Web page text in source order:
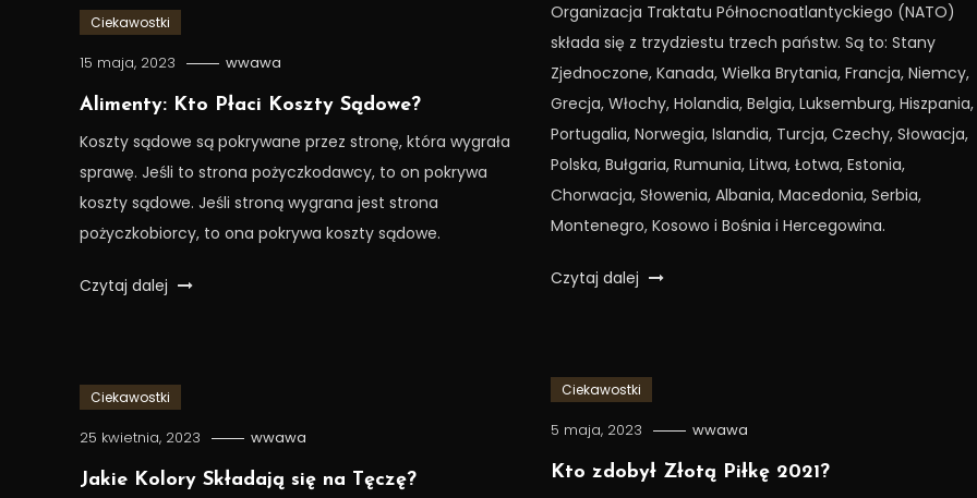
Organizacja Traktatu Północnoatlantyckiego (NATO)
składa się z trzydziestu trzech państw. Są to: Stany
Zjednoczone, Kanada, Wielka Brytania, Francja, Niemcy,
Grecja, Włochy, Holandia, Belgia, Luksemburg, Hiszpania,
Portugalia, Norwegia, Islandia, Turcja, Czechy, Słowacja,
Polska, Bułgaria, Rumunia, Litwa, Łotwa, Estonia,
Chorwacja, Słowenia, Albania, Macedonia, Serbia,
Montenegro, Kosowo i Bośnia i Hercegowina.
Czytaj dalej
Ciekawostki
15 maja, 2023 wwawa
Alimenty: Kto Płaci Koszty Sądowe?
Koszty sądowe są pokrywane przez stronę, która wygrała
sprawę. Jeśli to strona pożyczkodawcy, to on pokrywa
koszty sądowe. Jeśli stroną wygrana jest strona
pożyczkobiorcy, to ona pokrywa koszty sądowe.
Czytaj dalej
Ciekawostki
5 maja, 2023 wwawa
Kto zdobył Złotą Piłkę 2021?
Ciekawostki
25 kwietnia, 2023 wwawa
Jakie Kolory Składają się na Tęczę?